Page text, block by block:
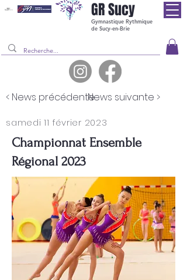
GRSucy
Gymnastique Rythmique
de Sucy-en-Brie
< News précédenteNews suivante >
samedi 11 février 2023
Championnat Ensemble
Régional 2023